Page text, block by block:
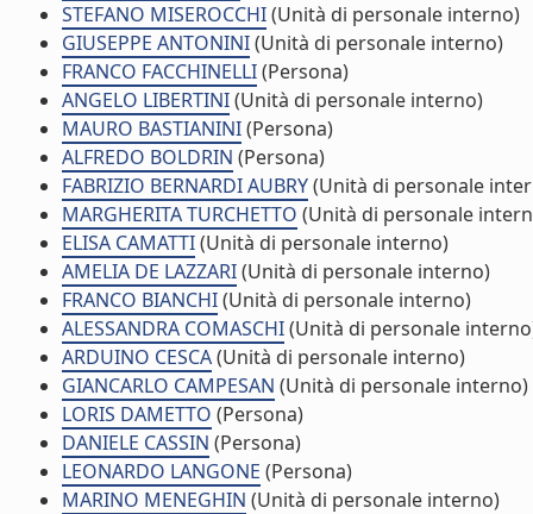
STEFANO MISEROCCHI(Unità di personale interno)
GIUSEPPE ANTONINI(Unità di personale interno)
FRANCO FACCHINELLI(Persona)
ANGELO LIBERTINI(Unità di personale interno)
MAURO BASTIANINI(Persona)
ALFREDO BOLDRIN (Persona)
FABRIZIO BERNARDI AUBRY(Unità di personale
MARGHERITA TURCHETTO (Unità di personale
ELISA CAMATTI(Unità di personale interno)
AMELIA DE LAZZARI(Unità di personale interno)
FRANCO BIANCHI(Unità di personale interno)
ALESSANDRA COMASCHI(Unità di personale
ARDUINO CESCA(Unità di personale interno)
GIANCARLO CAMPESAN (Unità di personale interno)
LORIS DAMETTO (Persona)
DANIELE CASSIN (Persona)
LEONARDO LANGONE (Persona)
MARINO MENEGHIN (Unità di personale interno)